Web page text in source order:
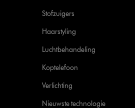
Stofzuigers
Haarstyling
Luchtbehandeling
Koptelefoon
Verlichting
Nieuwste technologie